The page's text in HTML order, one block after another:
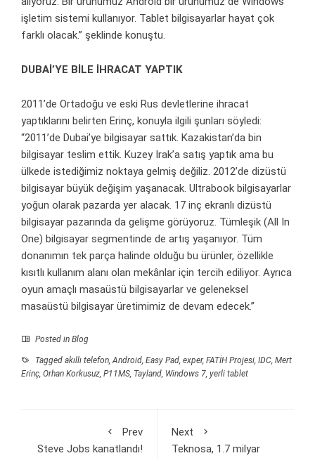
işletim sistemi kullanıyor. Tablet bilgisayarlar hayat çok
farklı olacak.” şeklinde konuştu.
DUBAİ’YE BİLE İHRACAT YAPTIK
2011’de Ortadoğu ve eski Rus devletlerine ihracat
yaptıklarını belirten Erinç, konuyla ilgili şunları söyledi:
“2011’de Dubai’ye bilgisayar sattık. Kazakistan’da bin
bilgisayar teslim ettik. Kuzey Irak’a satış yaptık ama bu
ülkede istediğimiz noktaya gelmiş değiliz. 2012’de dizüstü
bilgisayar büyük değişim yaşanacak. Ultrabook bilgisayarlar
yoğun olarak pazarda yer alacak. 17 inç ekranlı dizüstü
bilgisayar pazarında da gelişme görüyoruz. Tümleşik (All In
One) bilgisayar segmentinde de artış yaşanıyor. Tüm
donanımın tek parça halinde olduğu bu ürünler, özellikle
kısıtlı kullanım alanı olan mekânlar için tercih ediliyor. Ayrıca
oyun amaçlı masaüstü bilgisayarlar ve geleneksel
masaüstü bilgisayar üretimimiz de devam edecek.”
Posted in Blog
Tagged akıllı telefon Android Easy Pad exper, FATİH Projesi IDC Mert
Erinç Orhan Korkusuz P11MS Tayland Windows 7 yerli tablet
Prev
Steve Jobs kanatlandı!
Next
Teknosa, 1.7 milyar